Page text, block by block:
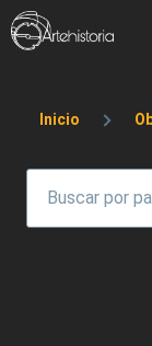
Pasar al contenido
Inicio